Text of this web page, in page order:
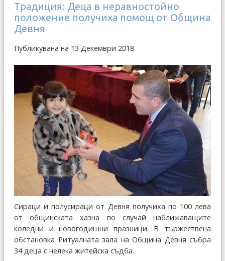
Традиция: Деца в неравностойно
положение получиха помощ от Община
Девня
Публикувана на 13 Декември 2018
Сираци и полусираци от Девня получиха по 100 лева
от общинската хазна по случай наближаващите
коледни и новогодишни празници. В тържествена
обстановка Ритуалната зала на Община Девня събра
34 деца с нелека житейска съдба.